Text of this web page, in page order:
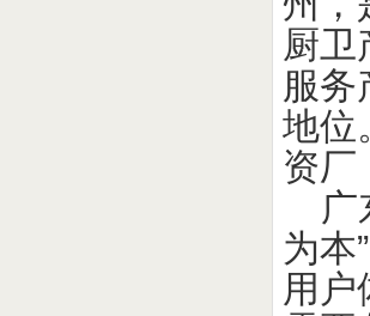
厨卫
服务
地位
资厂
广
为本
用户